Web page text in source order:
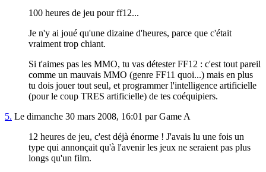
100 heures de jeu pour ff12...
Je n'y ai joué qu'une dizaine d'heures, parce que c'était
vraiment trop chiant.
Si t'aimes pas les MMO, tu vas détester FF12 : c'est tout pareil
comme un mauvais MMO (genre FF11 quoi...) mais en plus
tu dois jouer tout seul, et programmer l'intelligence artificielle
(pour le coup TRES artificielle) de tes coéquipiers.
5. Le dimanche 30 mars 2008, 16:01 par Game A
12 heures de jeu, c'est déjà énorme ! J'avais lu une fois un
type qui annonçait qu'à l'avenir les jeux ne seraient pas plus
longs qu'un film.